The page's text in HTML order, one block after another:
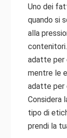
Uno dei
quando si
alla
adatte per
mentre le
adatte per
Considera
tipo di
prendi la